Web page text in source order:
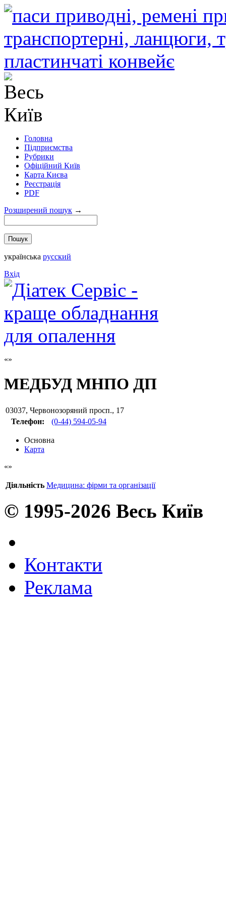
Головна
Підприємства
Рубрики
Офіційний Київ
Карта Києва
Реєстрація
PDF
Розширений пошук →
українська русский
Вхід
МЕДБУД МНПО ДП
03037, Червонозоряний просп., 17
Телефон:
(0-44) 594-05-94
Основна
Карта
Діяльність Медицина: фірми та організації
© 1995-2026 Весь Київ
Контакти
Реклама